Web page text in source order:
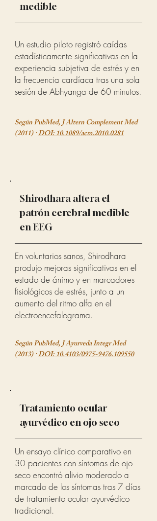
medible
Un estudio piloto registró caídas
estadísticamente significativas en la
experiencia subjetiva de estrés y en
la frecuencia cardíaca tras una sola
sesión de Abhyanga de 60 minutos.
Según PubMed, J Altern Complement Med
(2011) ·DOI: 10.1089/acm.2010.0281
Shirodhara altera el
patrón cerebral medible
en EEG
En voluntarios sanos, Shirodhara
produjo mejoras significativas en el
estado de ánimo y en marcadores
fisiológicos de estrés, junto a un
aumento del ritmo alfa en el
electroencefalograma.
Según PubMed, J Ayurveda Integr Med
(2013) ·DOI: 10.4103/0975-9476.109550
Tratamiento ocular
ayurvédico en ojo seco
Un ensayo clínico comparativo en
30 pacientes con síntomas de ojo
seco encontró alivio moderado a
marcado de los síntomas tras 7 días
de tratamiento ocular ayurvédico
tradicional.